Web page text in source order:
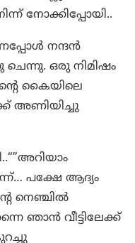
നോക്കിപ്പോയി..
നന്ദൻ
ഒരു നിമിഷം
കൈയിലെ
അണിയിച്ചു
പക്ഷേ ആദ്യം
നെഞ്ചിൽ
ഞാൻ വീട്ടിലേക്ക്